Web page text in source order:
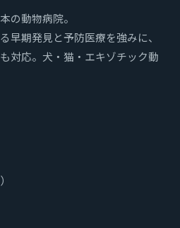
の動物病院。
早期発見と予防医療を強みに、
対応。犬・猫・エキゾチック動